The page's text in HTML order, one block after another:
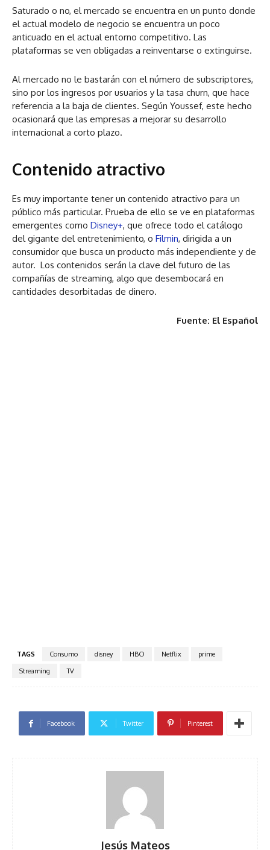
Saturado o no, el mercado se encuentra en un punto donde
el actual modelo de negocio se encuentra un poco
anticuado en el actual entorno competitivo. Las
plataformas se ven obligadas a reinventarse o extinguirse.
Al mercado no le bastarán con el número de subscriptores,
sino por los ingresos por usuarios y la tasa churn, que hace
referencia a la baja de clientes. Según Youssef, este hecho
ocasionará que las empresas a mejorar su desarrollo
internacional a corto plazo.
Contenido atractivo
Es muy importante tener un contenido atractivo para un
público más particular. Prueba de ello se ve en plataformas
emergentes como Disney+, que ofrece todo el catálogo
del gigante del entretenimiento, o Filmin, dirigida a un
consumidor que busca un producto más independiente y de
autor. Los contenidos serán la clave del futuro de las
compañías de streaming, algo que desembocará en
cantidades desorbitadas de dinero.
Fuente: El Español
TAGS Consumo disney HBO Netflix
prime
Streaming
TV
Facebook Twitter Pinterest
Jesús Mateos